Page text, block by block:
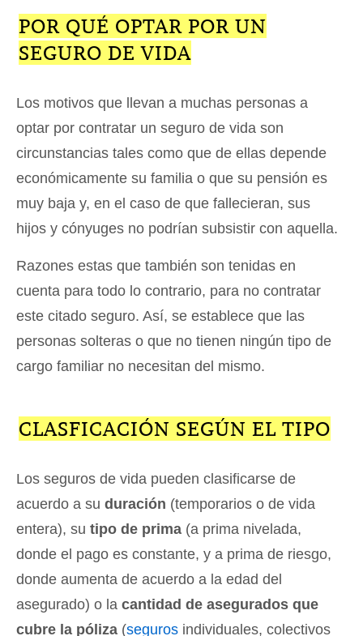
POR QUÉ OPTAR POR UN
SEGURO DE VIDA
Los motivos que llevan a muchas personas a
optar por contratar un seguro de vida son
circunstancias tales como que de ellas depende
económicamente su familia o que su pensión es
muy baja y, en el caso de que fallecieran, sus
hijos y cónyuges no podrían subsistir con aquella.
Razones estas que también son tenidas en
cuenta para todo lo contrario, para no contratar
este citado seguro. Así, se establece que las
personas solteras o que no tienen ningún tipo de
cargo familiar no necesitan del mismo.
CLASFICACIÓN SEGÚN EL TIPO
Los seguros de vida pueden clasificarse de
acuerdo a su duración (temporarios o de vida
entera), su tipo de prima (a prima nivelada,
donde el pago es constante, y a prima de riesgo,
donde aumenta de acuerdo a la edad del
asegurado) o la cantidad de asegurados que
cubre la póliza (seguros individuales, colectivos